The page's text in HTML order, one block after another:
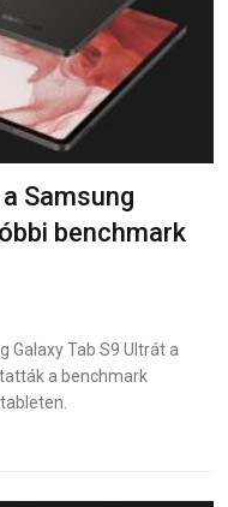
Samsung
benchmark
Galaxy Tab S9 Ultrát a
a benchmark